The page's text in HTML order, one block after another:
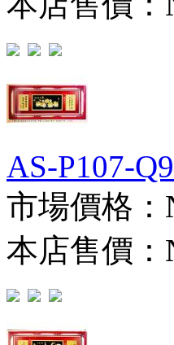
AS-P107-
市場價格：
本店售價：